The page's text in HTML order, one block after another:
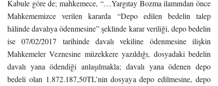
Kabule göre de; mahkemece, “…Yargıtay Bozma ilamından önce
Mahkememizce verilen kararda “Depo edilen bedelin talep
hâlinde davalıya ödenmesine” şeklinde karar veriliği, depo bedelin
ise 07/02/2017 tarihinde davalı vekiline ödenmesine ilişkin
Mahkemeler Veznesine müzekkere yazıldığı, dosyadaki bedelin
davalı yana ödendiği anlaşılmakla; davalı yana ödenen depo
bedeli olan 1.872.187,50TL’nin dosyaya depo edilmesine, depo